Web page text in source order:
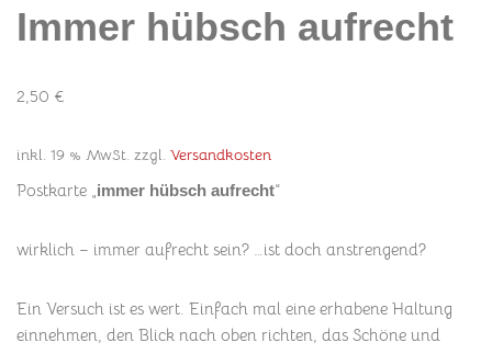
Immer hübsch aufrecht
2,50 €
inkl. 19 % MwSt. zzgl. Versandkosten
Postkarte „immer hübsch aufrecht“
wirklich – immer aufrecht sein? …ist doch anstrengend?
Ein Versuch ist es wert. Einfach mal eine erhabene Haltung
einnehmen, den Blick nach oben richten, das Schöne und